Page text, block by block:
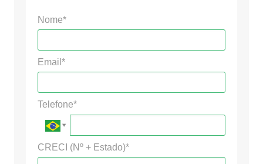
Nome*
Email*
Telefone*
CRECI (Nº + Estado)*